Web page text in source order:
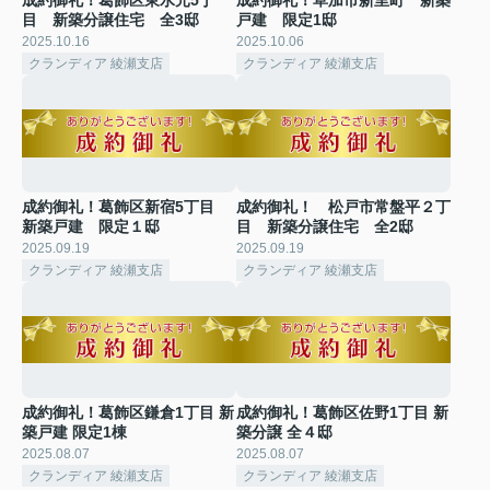
目 新築分譲住宅 全3邸
2025.10.16
クランディア 綾瀬支店
戸建 限定1邸
2025.10.06
クランディア 綾瀬支店
成約御礼！葛飾区新宿5丁目
新築戸建 限定１邸
2025.09.19
クランディア 綾瀬支店
成約御礼！ 松戸市常盤平２丁
目 新築分譲住宅 全2邸
2025.09.19
クランディア 綾瀬支店
成約御礼！葛飾区鎌倉1丁目 新
築戸建 限定1棟
2025.08.07
クランディア 綾瀬支店
成約御礼！葛飾区佐野1丁目 新
築分譲 全４邸
2025.08.07
クランディア 綾瀬支店